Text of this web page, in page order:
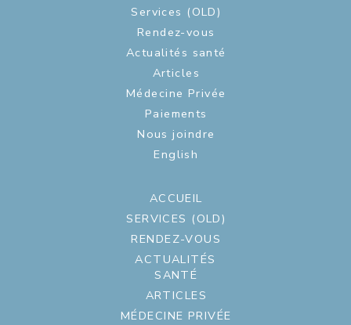
Services (OLD)
Rendez-vous
Actualités santé
Articles
Médecine Privée
Paiements
Nous joindre
English
ACCUEIL
SERVICES (OLD)
RENDEZ-VOUS
ACTUALITÉS
SANTÉ
ARTICLES
MÉDECINE PRIVÉE